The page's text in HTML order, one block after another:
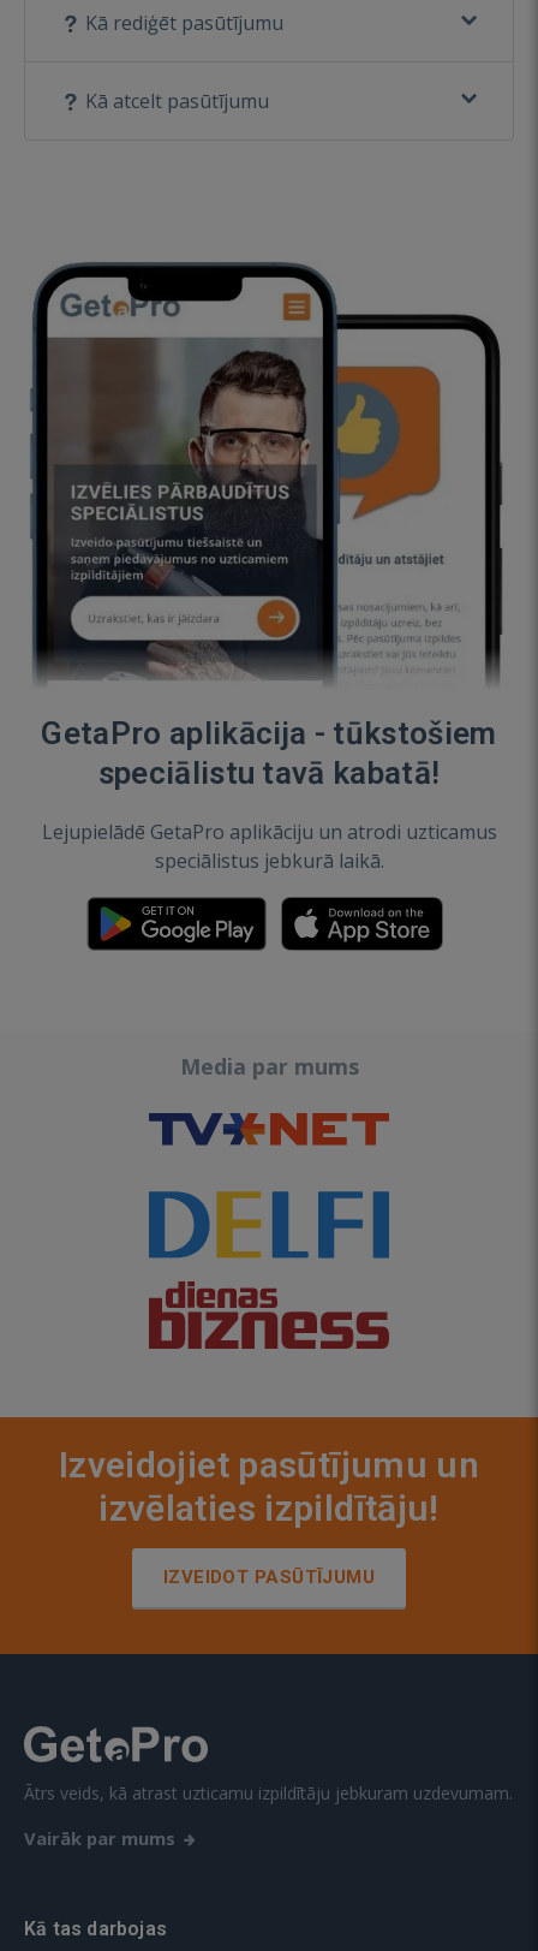
Kā rediģēt pasūtījumu
Kā atcelt pasūtījumu
GetaPro aplikācija - tūkstošiem
speciālistu tavā kabatā!
Lejupielādē GetaPro aplikāciju un atrodi uzticamus
speciālistus jebkurā laikā.
Media par mums
Izveidojiet pasūtījumu un
izvēlaties izpildītāju!
IZVEIDOT PASŪTĪJUMU
Ātrs veids, kā atrast uzticamu izpildītāju jebkuram uzdevumam.
Vairāk par mums
Kā tas darbojas